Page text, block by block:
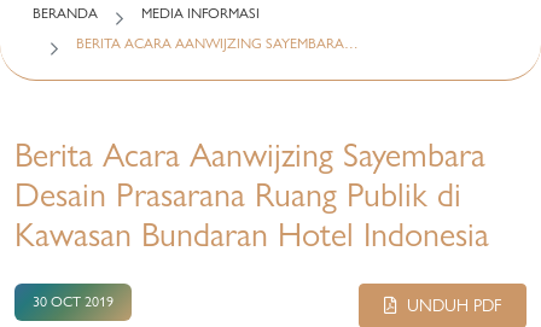
BERANDA
MEDIA INFORMASI
BERITA ACARA AANWIJZING SAYEMBARA…
Berita Acara Aanwijzing Sayembara
Desain Prasarana Ruang Publik di
Kawasan Bundaran Hotel Indonesia
30 OCT 2019 UNDUH PDF